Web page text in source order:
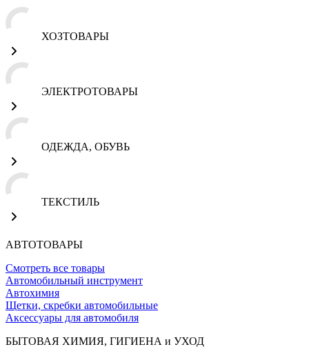
ХОЗТОВАРЫ
ЭЛЕКТРОТОВАРЫ
ОДЕЖДА, ОБУВЬ
ТЕКСТИЛЬ
АВТОТОВАРЫ
Смотреть все товары
Автомобильный инструмент
Автохимия
Щетки, скребки автомобильные
Аксессуары для автомобиля
БЫТОВАЯ ХИМИЯ, ГИГИЕНА и УХОД